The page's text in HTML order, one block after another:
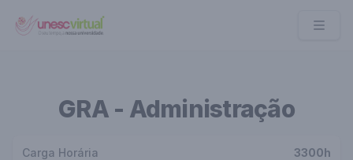
UNESC VIRTUAL
GRA - Administração
Carga Horária 3300h